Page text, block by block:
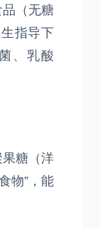
（无糖
指导下
、乳酸
糖（洋
物”，能